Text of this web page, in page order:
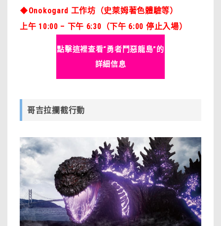
◆Onokogard 工作坊（史萊姆著色體驗等）
上午 10:00 – 下午 6:30（下午 6:00 停止入場）
點擊這裡查看“勇者鬥惡龍島”的
詳細信息
哥吉拉攔截行動